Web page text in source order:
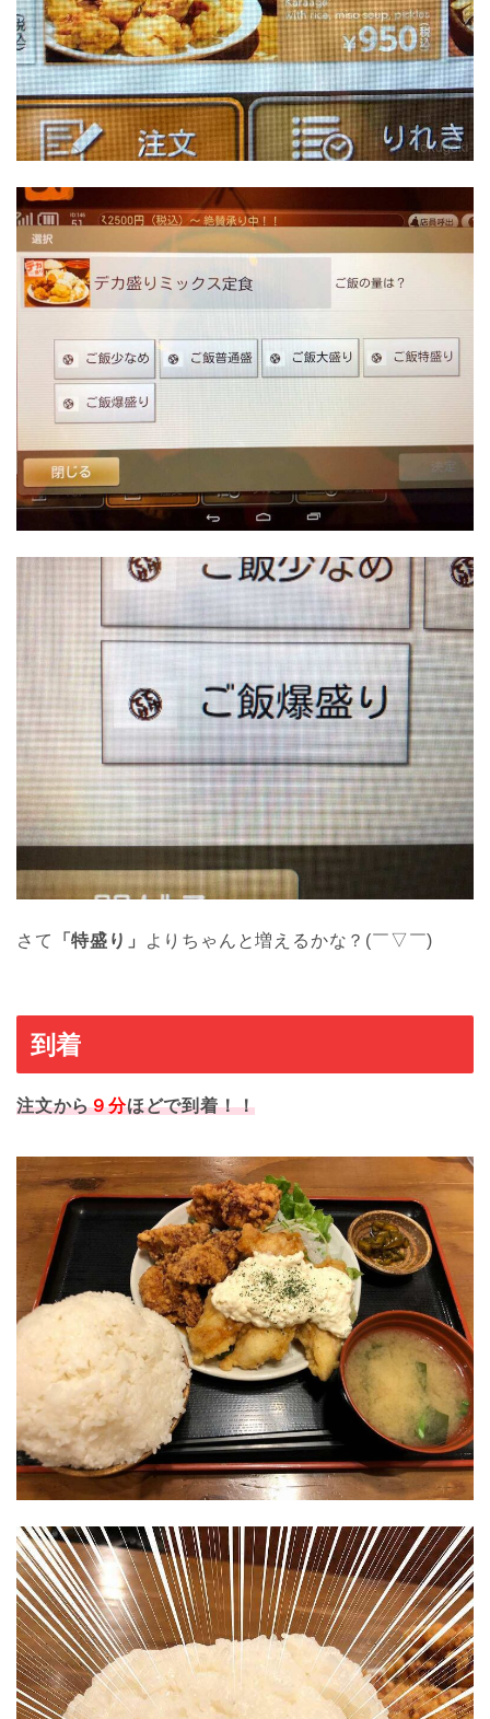
さて 「特盛り」 よりちゃんと増えるかな？(￣▽￣)
到着
注文から９分ほどで到着！！